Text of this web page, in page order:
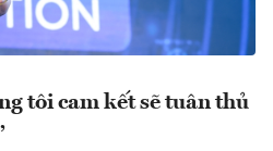
tôi cam kết sẽ tuân thủ